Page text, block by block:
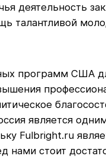
деятельность
талантливой
программ США
является
Fulbright.ru
стоит